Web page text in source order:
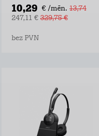
10,29 € /mēn. 13,74
247,11 € 329,75 €
bez PVN